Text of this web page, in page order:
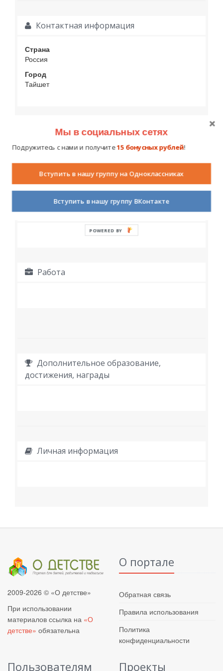
Контактная информация
Страна
Россия
Город
Тайшет
Социальные контакты
Образование
Работа
Дополнительное образование,
достижения, награды
Личная информация
2009-2026 © «О детстве»
При использовании
материалов ссылка на «О
детстве» обязательна
О портале
Обратная связь
Правила использования
Политика
конфиденциальности
Пользователям Проекты
Мы в социальных сетях
Подружитесь с нами и получите15 бонусных рублей!
Вступить в нашу группу на Одноклассниках
Вступить в нашу группу ВКонтакте
POWERED BY